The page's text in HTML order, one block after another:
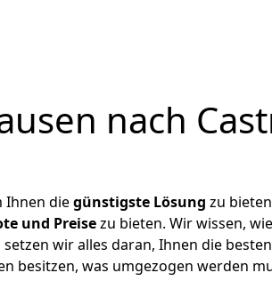
nach
Ihnen diegünstigste Lösung zu
und Preisezu bieten. Wir wissen,
wir alles daran, Ihnen die
besitzen, was umgezogen werden